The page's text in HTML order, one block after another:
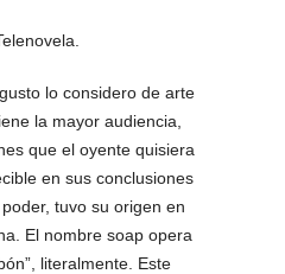
lo considero de arte
la mayor audiencia,
que el oyente quisiera
en sus conclusiones
tuvo su origen en
El nombre soap opera
literalmente. Este